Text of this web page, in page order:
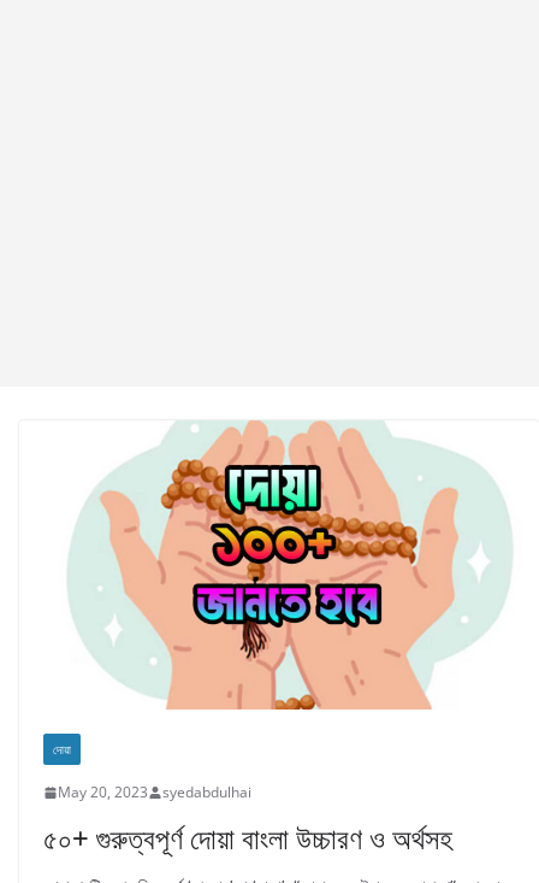
দোয়া
May 20, 2023 syedabdulhai
৫০+ গুরুত্বপূর্ণ দোয়া বাংলা উচ্চারণ ও অর্থসহ